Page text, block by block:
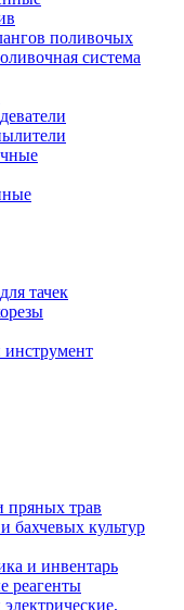
поливочых
система
тачек
пряных трав
бахчевых культур
и инвентарь
реагенты